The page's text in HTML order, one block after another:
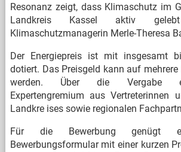
Resonanz zeigt, dass Klimaschutz im
Landkreis Kassel aktiv
Klimaschutzmanagerin Merle-Theresa
Der Energiepreis ist mit insgesamt
dotiert. Das Preisgeld kann auf
werden. Über die Vergabe
Expertengremium aus Vertreterinnen
Landkre ises sowie regionalen
Für die Bewerbung genügt
Bewerbungsformular mit einer kurzen